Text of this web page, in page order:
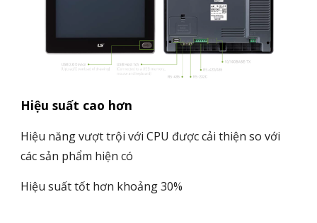
Hiệu suất cao hơn
Hiệu năng vượt trội với CPU được cải thiện so với
các sản phẩm hiện có
Hiệu suất tốt hơn khoảng 30%